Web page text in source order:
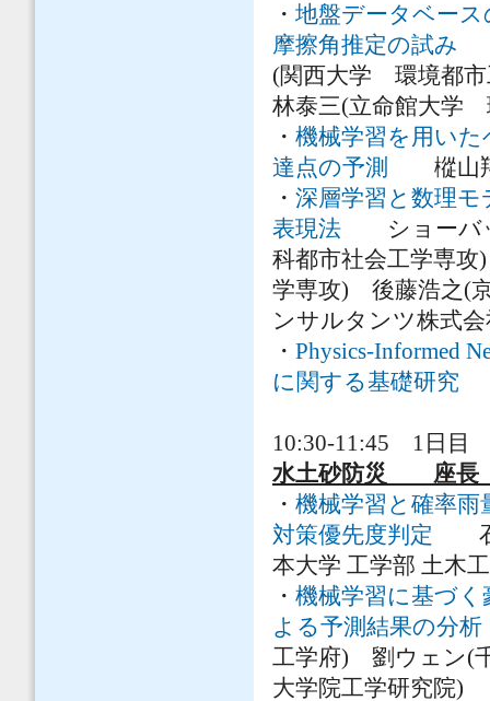
・ 地盤データベー
摩擦角推定の試み
(関西大学 環境都
林泰三(立命館大学
・ 機械学習を用い
達点の予測
樅山翔
・ 深層学習と数理
表現法 ショーバ
科都市社会工学専
学専攻) 後藤浩之(
ンサルタンツ株式
・ Physics-Informed
に関する基礎研究
10:30-11:45 1日目
水土砂防災 座長
・ 機械学習と確率雨
対策優先度判定 石
本大学 工学部 土木
・ 機械学習に基づ
よる予測結果の分析
工学府) 劉ウェン(
大学院工学研究院)